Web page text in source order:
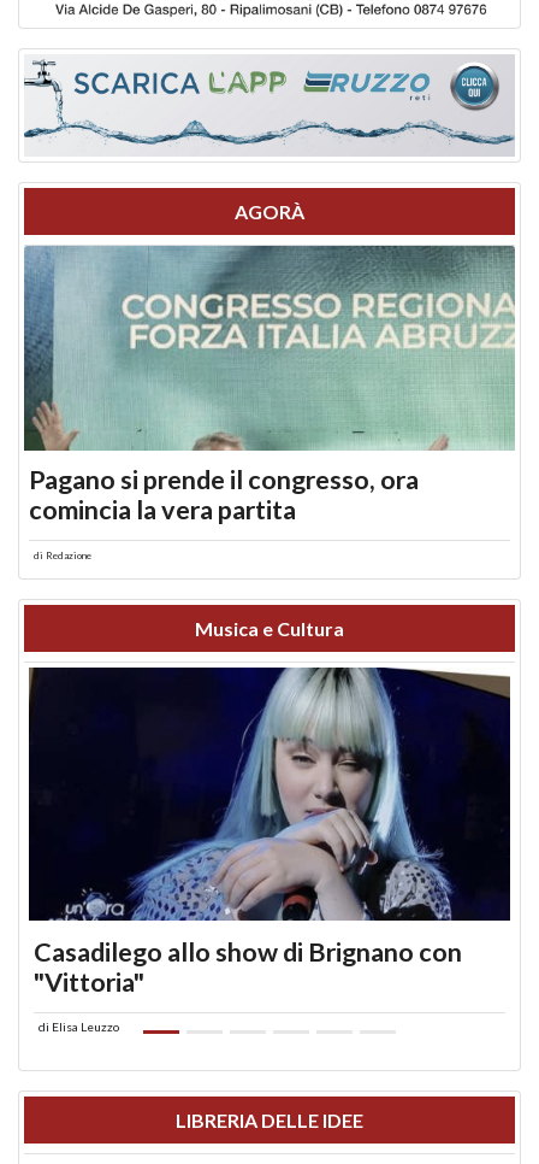
AGORÀ
Pagano si prende il congresso, ora
comincia la vera partita
di Redazione
Musica e Cultura
Casadilego allo show di Brignano con
"Vittoria"
di Elisa Leuzzo
LIBRERIA DELLE IDEE